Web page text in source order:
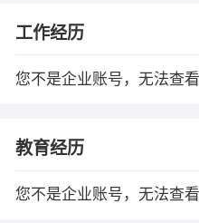
工作经历
您不是企业账号，无法查看
教育经历
您不是企业账号，无法查看